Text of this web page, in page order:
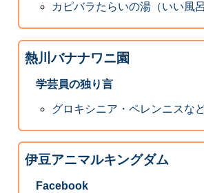
カピバラたらいの湯（いい風
熱川バナナワニ園
学芸員の独り言
グロキシニア・ペレンニスな
伊豆アニマルキングダム
Facebook